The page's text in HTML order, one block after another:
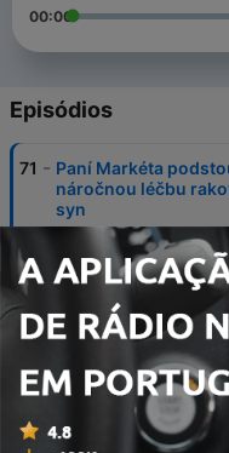
00:00
Episódios
71 - Paní Markéta
náročnou léčbu
syn
28 jun. 2026
70
Hluk v duši, který
převrátil tinnitus
21 jun. 2026
69 - Rakovina plic u
Patricie mění pohled
14 jun. 2026